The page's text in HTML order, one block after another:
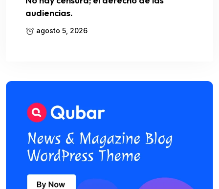
audiencias.
agosto 5, 2026